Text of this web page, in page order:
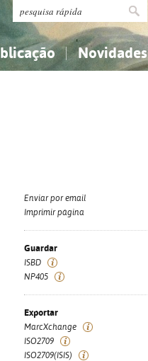
Novidades
Enviar por email
Imprimir página
Guardar
ISBD
NP405
Exportar
MarcXchange
ISO2709
ISO2709(ISIS)